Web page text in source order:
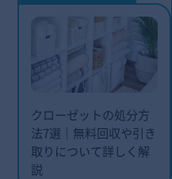
クローゼットの処分方
法7選｜無料回収や引き
取りについて詳しく解
説